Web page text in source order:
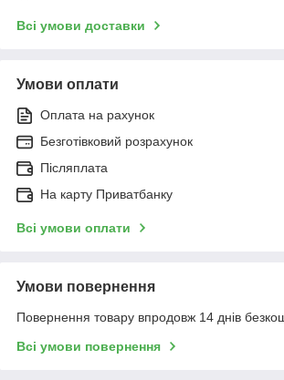
Всі умови доставки
Умови оплати
Оплата на рахунок
Безготівковий розрахунок
Післяплата
На карту Приватбанку
Всі умови оплати
Умови повернення
Повернення товару впродовж 14 днів
Всі умови повернення